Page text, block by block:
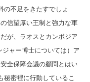
の不足をきたすでしょ
信望厚い王制と強力な軍
が、ラオスとカンボジア
ャー博士については）ア
全保障会議の顧問とはい
秘密裡に行動しているこ